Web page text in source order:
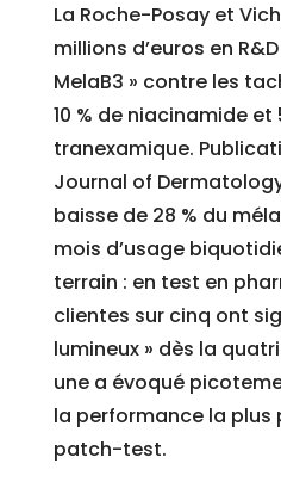
La Roche-Posay et
millions d’euros en
MelaB3 » contre les
10 % de niacinamide et
tranexamique.
Journal of
baisse de 28 % du
mois d’usage
terrain : en test en
clientes sur cinq ont
lumineux » dès la
une a évoqué
la performance la plus
patch-test.